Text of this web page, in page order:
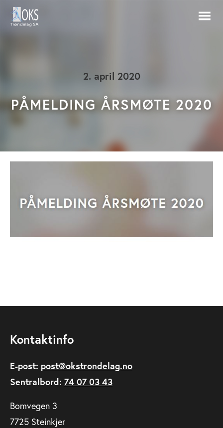
2. april 2020
PÅMELDING ÅRSMØTE 2020
Kontaktinfo
E-post: post@okstrondelag.no
Sentralbord: 74 07 03 43
Bomvegen 3
7725 Steinkjer